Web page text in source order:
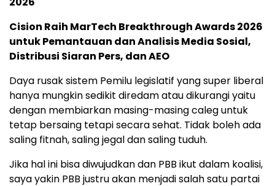
Cision Raih MarTech Breakthrough Awards 2026
untuk Pemantauan dan Analisis Media Sosial,
Distribusi Siaran Pers, dan AEO
Daya rusak sistem Pemilu legislatif yang super liberal
hanya mungkin sedikit diredam atau dikurangi yaitu
dengan membiarkan masing-masing caleg untuk
tetap bersaing tetapi secara sehat. Tidak boleh ada
saling fitnah, saling jegal dan saling tuduh.
Jika hal ini bisa diwujudkan dan PBB ikut dalam koalisi,
saya yakin PBB justru akan menjadi salah satu partai